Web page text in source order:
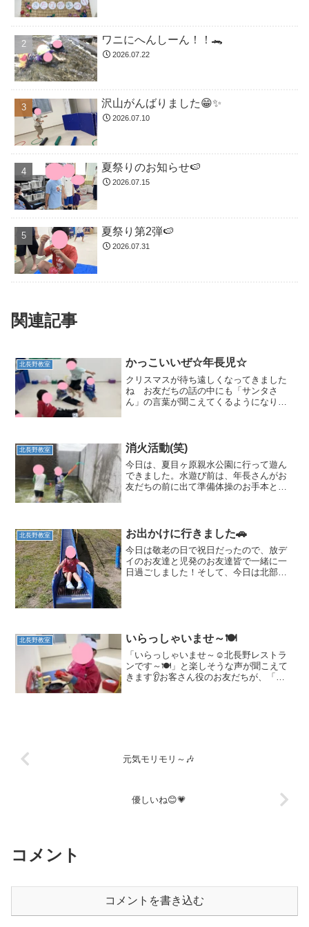
ワニにへんしーん！！🐊
2026.07.22
沢山がんばりました😁✨
2026.07.10
夏祭りのお知らせ🍉
2026.07.15
夏祭り第2弾🍉
2026.07.31
関連記事
北長野教室 かっこいいぜ☆年長児☆
クリスマスが待ち遠しくなってきました
ね お友だちの話の中にも「サンタさ
ん」の言葉が聞こえてくるようになりま
♬つられて年中小児のお友だ...
北長野教室 消火活動(笑)
今日は、夏目ヶ原親水公園に行って遊ん
できました。水遊び前は、年長さんがお
友だちの前に出て準備体操のお手本とな
向かい「消防士さんみたい...
北長野教室 お出かけに行きました🚗
今日は敬老の日で祝日だったので、放デ
イのお友達と児発のお友達皆で一緒に一
日過ごしました！そして、今日は北部レ
北長野教室 いらっしゃいませ～🍽️
「いらっしゃいませ～☺️北長野レストラ
ンです～🍽️」と楽しそうな声が聞こえて
きます👂お客さん役のお友だちが、「ピ
元気モリモリ～🎶
優しいね😊💗
コメント
コメントを書き込む